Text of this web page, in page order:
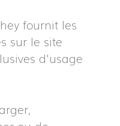
fournit les
sur le site
d'usage